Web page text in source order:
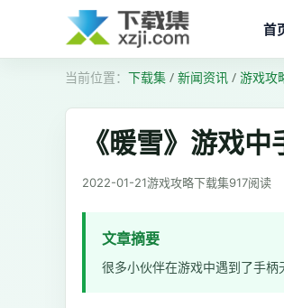
首
下载集 / 新闻资讯 / 游戏攻
《暖雪》游戏
2022-01-21游戏攻略下载集917阅读
文章摘要
很多小伙伴在游戏中遇到了手柄